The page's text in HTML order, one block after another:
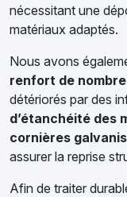
nécessitant une
matériaux adaptés.
Nous avons
renfort de
détériorés par des
d’étanchéité des
cornières
assurer la reprise
Afin de traiter